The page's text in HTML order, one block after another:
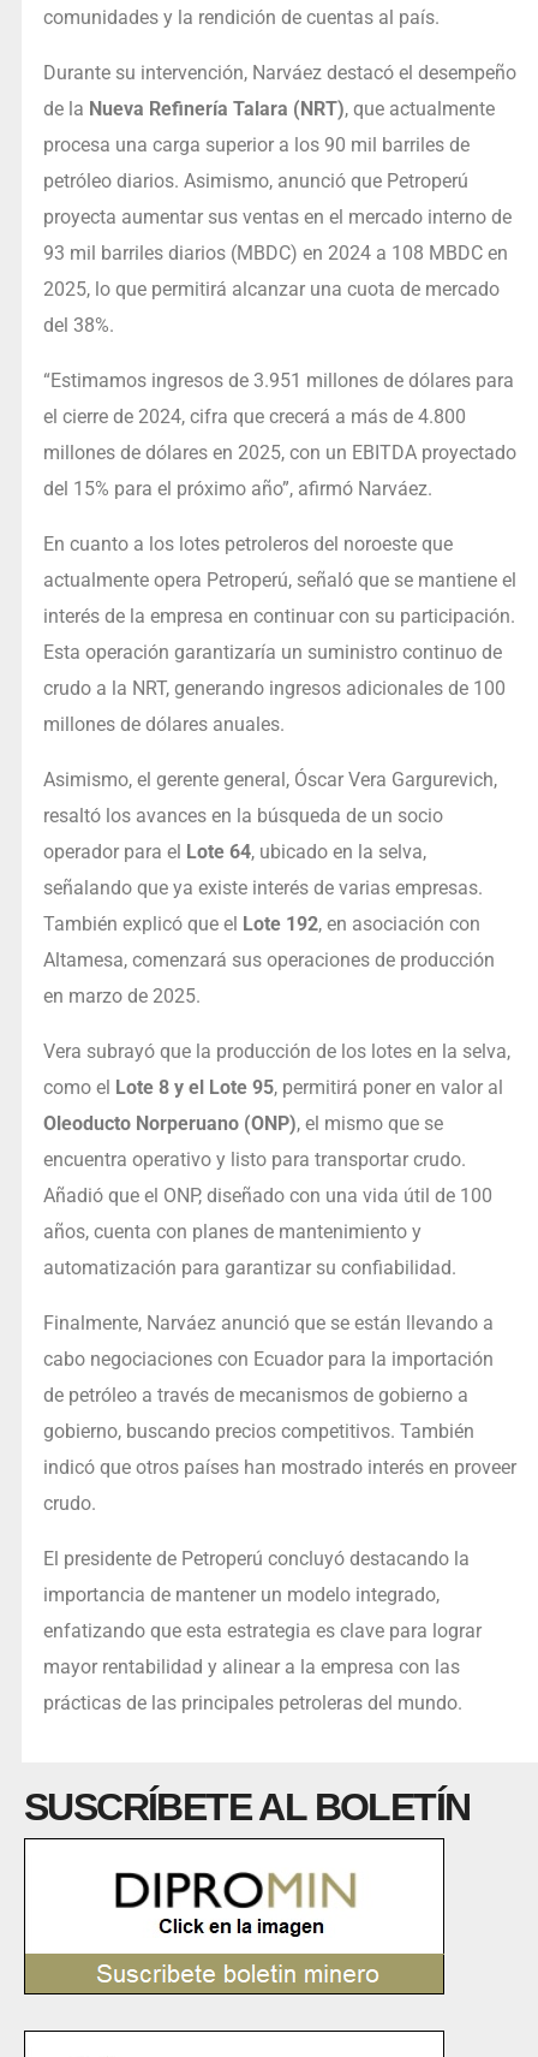
comunidades y la rendición de cuentas al país.
Durante su intervención, Narváez destacó el desempeño
de la Nueva Refinería Talara (NRT), que actualmente
procesa una carga superior a los 90 mil barriles de
petróleo diarios. Asimismo, anunció que Petroperú
proyecta aumentar sus ventas en el mercado interno de
93 mil barriles diarios (MBDC) en 2024 a 108 MBDC en
2025, lo que permitirá alcanzar una cuota de mercado
del 38%.
“Estimamos ingresos de 3.951 millones de dólares para
el cierre de 2024, cifra que crecerá a más de 4.800
millones de dólares en 2025, con un EBITDA proyectado
del 15% para el próximo año”, afirmó Narváez.
En cuanto a los lotes petroleros del noroeste que
actualmente opera Petroperú, señaló que se mantiene el
interés de la empresa en continuar con su participación.
Esta operación garantizaría un suministro continuo de
crudo a la NRT, generando ingresos adicionales de 100
millones de dólares anuales.
Asimismo, el gerente general, Óscar Vera Gargurevich,
resaltó los avances en la búsqueda de un socio
operador para el Lote 64, ubicado en la selva,
señalando que ya existe interés de varias empresas.
También explicó que el Lote 192, en asociación con
Altamesa, comenzará sus operaciones de producción
en marzo de 2025.
Vera subrayó que la producción de los lotes en la selva,
como el Lote 8 y el Lote 95, permitirá poner en valor al
Oleoducto Norperuano (ONP), el mismo que se
encuentra operativo y listo para transportar crudo.
Añadió que el ONP, diseñado con una vida útil de 100
años, cuenta con planes de mantenimiento y
automatización para garantizar su confiabilidad.
Finalmente, Narváez anunció que se están llevando a
cabo negociaciones con Ecuador para la importación
de petróleo a través de mecanismos de gobierno a
gobierno, buscando precios competitivos. También
indicó que otros países han mostrado interés en proveer
crudo.
El presidente de Petroperú concluyó destacando la
importancia de mantener un modelo integrado,
enfatizando que esta estrategia es clave para lograr
mayor rentabilidad y alinear a la empresa con las
prácticas de las principales petroleras del mundo.
SUSCRÍBETE AL BOLETÍN